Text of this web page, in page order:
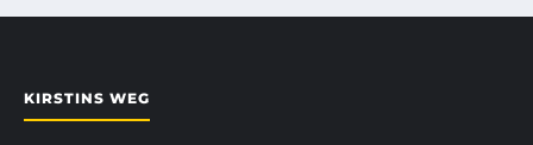
KIRSTINS WEG